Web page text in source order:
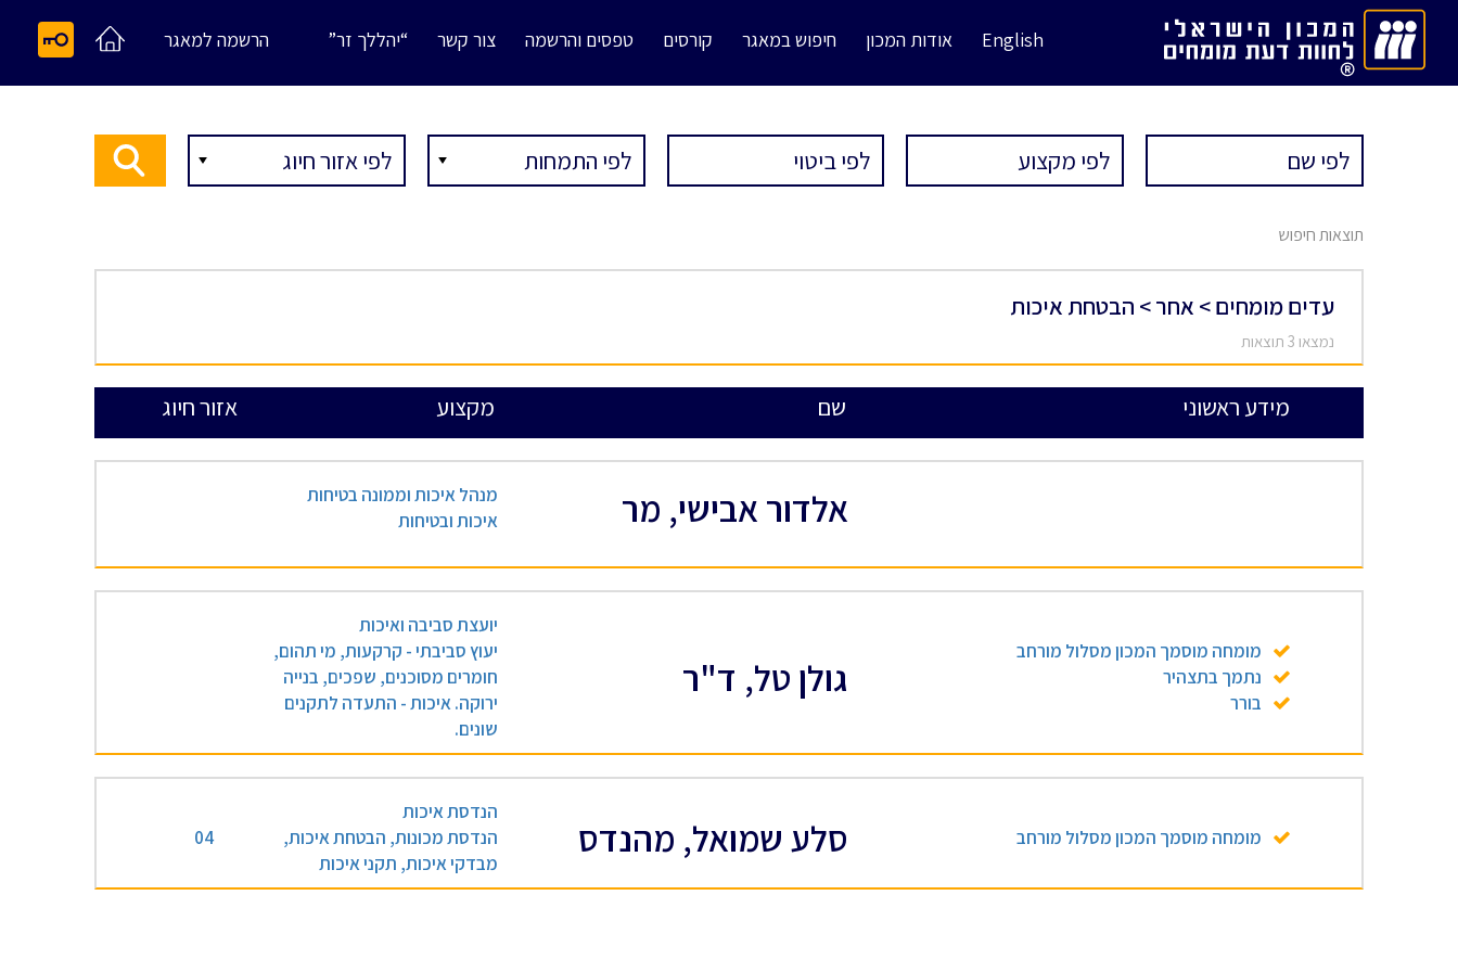
English אודות המכון חיפוש במאגר קורסים טפסים והרשמה צור קשר “יהללך זר” הרשמה למאגר
תוצאות חיפוש
עדים מומחים > אחר > הבטחת איכות
נמצאו 3 תוצאות
מידע ראשוני שם מקצוע אזור חיוג
אלדור אבישי, מר
מנהל איכות וממונה בטיחות
איכות ובטיחות
מומחה מוסמך המכון מסלול מורחב
נתמך בתצהיר
בורר
גולן טל, ד"ר
יועצת סביבה ואיכות
יעוץ סביבתי - קרקעות, מי תהום,
חומרים מסוכנים, שפכים, בנייה
ירוקה. איכות - התעדה לתקנים
שונים.
מומחה מוסמך המכון מסלול מורחב סלע שמואל, מהנדס
הנדסת איכות
הנדסת מכונות, הבטחת איכות,
מבדקי איכות, תקני איכות
04